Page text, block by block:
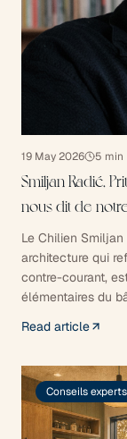
19 May 2026 5 min
Smiljan Radić,
nous dit de
Le Chilien
architecture qui
contre-courant,
élémentaires du
Read article
Conseils experts